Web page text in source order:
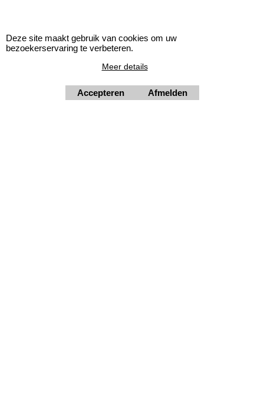
Vloerverwarming
Deze site maakt gebruik van cookies om uw
bezoekerservaring te verbeteren.
Meer details
Accepteren Afmelden